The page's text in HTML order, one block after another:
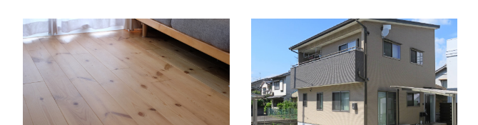
無垢床で10年後に後悔しない！オーク・ヒノ
キの経年変化と現実的なメンテナンス
【2026年改正】住宅ローン減税は中古住宅も
対象！概要とリノベ活用のポイントを紹介